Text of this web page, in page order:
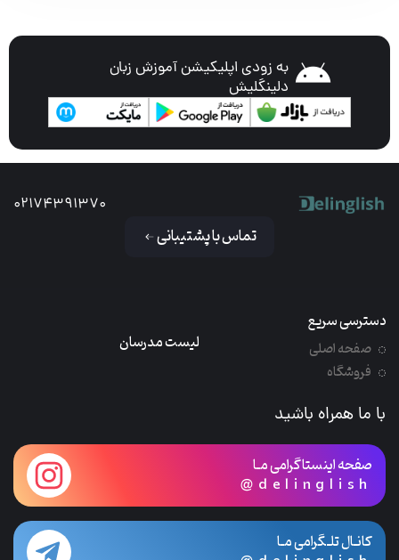
به زودی اپلیکیشن آموزش زبان
دلینگلیش
02174391370
تماس با پشتیبانی
دسترسی سریع
صفحه اصلی
فروشگاه
لیست مدرسان
با ما همراه باشید
صفحه اینستاگرامی مـا
@delinglish
کانـال تلـگرامی مـا